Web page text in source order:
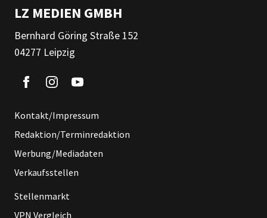
LZ MEDIEN GMBH
Bernhard Göring Straße 152
04277 Leipzig
Kontakt/Impressum
Redaktion/Terminredaktion
Werbung/Mediadaten
Verkaufsstellen
Stellenmarkt
VPN Vergleich